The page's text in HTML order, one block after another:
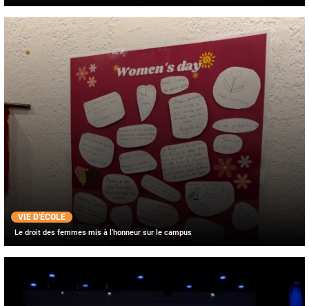
VIE D'ÉCOLE
Le droit des femmes mis à l’honneur sur le campus